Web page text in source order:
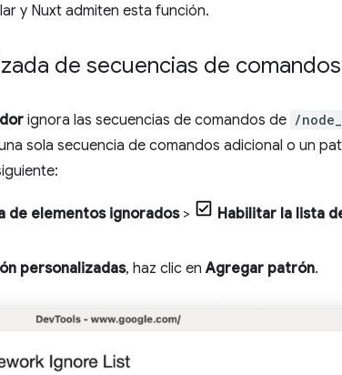
y Nuxt admiten esta función.
de secuencias de comandos
ignora las secuencias de comandos de /
sola secuencia de comandos adicional o un
de elementos ignorados>
Habilitar la lista
personalizadas, haz clic enAgregar patrón.